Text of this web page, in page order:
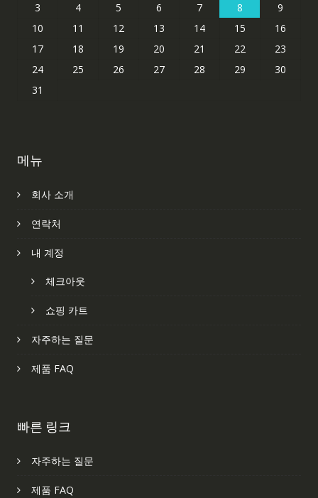
3
4 5 6 7 8
9
10
11 12 13 14 15
16
17
18 19 20 21 22
23
24
25 26 27 28 29
30
31
메뉴
회사 소개
연락처
내 계정
체크아웃
쇼핑 카트
자주하는 질문
제품 FAQ
빠른 링크
자주하는 질문
제품 FAQ